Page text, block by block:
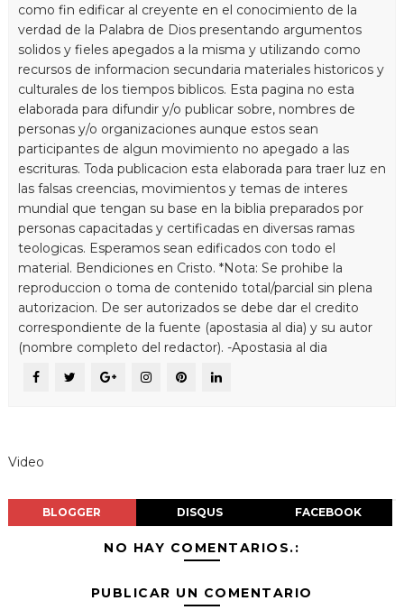
como fin edificar al creyente en el conocimiento de la
verdad de la Palabra de Dios presentando argumentos
solidos y fieles apegados a la misma y utilizando como
recursos de informacion secundaria materiales historicos y
culturales de los tiempos biblicos. Esta pagina no esta
elaborada para difundir y/o publicar sobre, nombres de
personas y/o organizaciones aunque estos sean
participantes de algun movimiento no apegado a las
escrituras. Toda publicacion esta elaborada para traer luz en
las falsas creencias, movimientos y temas de interes
mundial que tengan su base en la biblia preparados por
personas capacitadas y certificadas en diversas ramas
teologicas. Esperamos sean edificados con todo el
material. Bendiciones en Cristo. *Nota: Se prohibe la
reproduccion o toma de contenido total/parcial sin plena
autorizacion. De ser autorizados se debe dar el credito
correspondiente de la fuente (apostasia al dia) y su autor
(nombre completo del redactor). -Apostasia al dia
Video
BLOGGER DISQUS FACEBOOK
NO HAY COMENTARIOS.:
PUBLICAR UN COMENTARIO